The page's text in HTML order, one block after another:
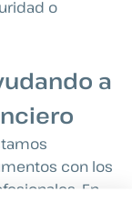
o
a
con los
En